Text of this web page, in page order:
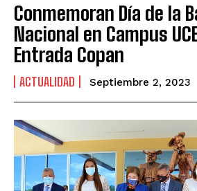
Conmemoran Día de la
Nacional en Campus
Entrada Copan
ACTUALIDAD Septiembre 2, 2023